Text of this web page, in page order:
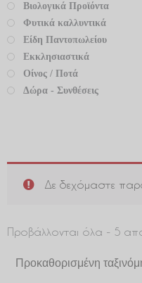
Βιολογικά Προϊόντα
Φυτικά καλλυντικά
Είδη Παντοπωλείου
Εκκλησιαστικά
Οίνος / Ποτά
Δώρα - Συνθέσεις
Δε δεχόμαστε
Προβάλλονται όλα - 5